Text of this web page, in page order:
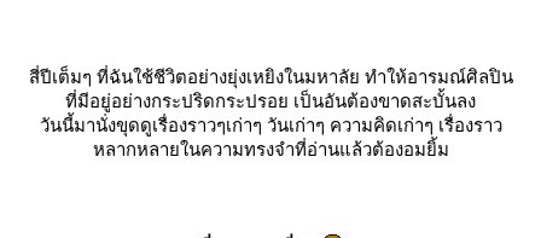
สี่ปีเต็มๆ ที่ฉันใช้ชีวิตอย่างยุ่งเหยิงในมหาลัย ทำให้อารมณ์ศิลปิน
ที่มีอยู่อย่างกระปริดกระปรอย เป็นอันต้องขาดสะบั้นลง
วันนี้มานั่งขุดดูเรื่องราวๆเก่าๆ วันเก่าๆ ความคิดเก่าๆ เรื่องราว
หลากหลายในความทรงจำที่อ่านแล้วต้องอมยิ้ม